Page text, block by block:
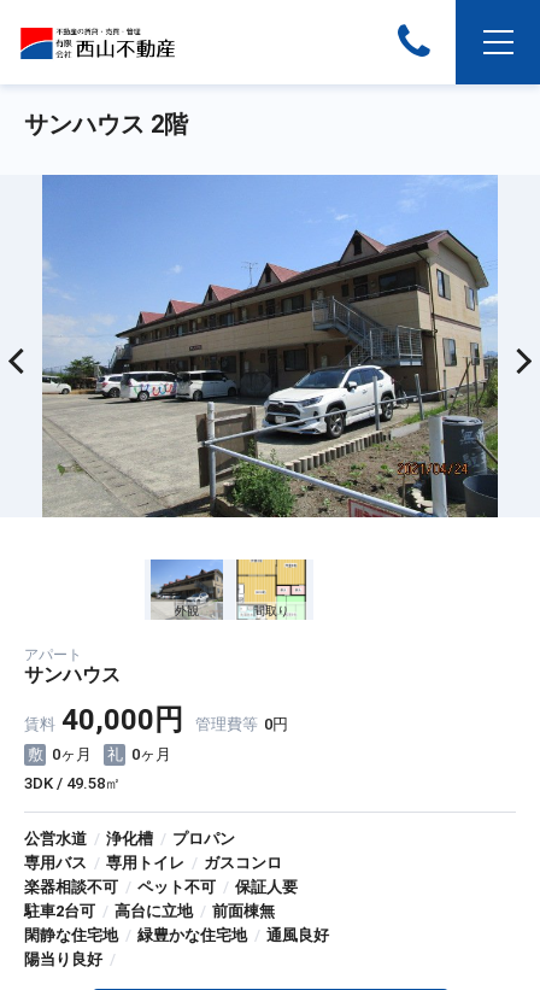
サンハウス 2階
外観 間取り
アパート
サンハウス
賃料 40,000円 管理費等 0円
0ヶ月
0ヶ月
3DK / 49.58㎡
公営水道 / 浄化槽 / プロパン
専用バス / 専用トイレ / ガスコンロ
楽器相談不可 / ペット不可 / 保証人要
駐車2台可 / 高台に立地 / 前面棟無
閑静な住宅地 / 緑豊かな住宅地 / 通風良好
陽当り良好 /